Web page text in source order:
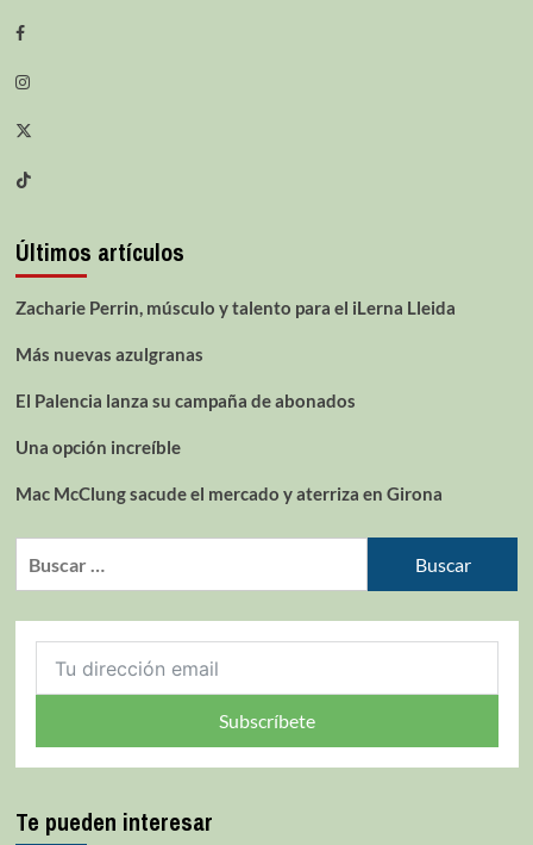
Últimos artículos
Zacharie Perrin, músculo y talento para el iLerna Lleida
Más nuevas azulgranas
El Palencia lanza su campaña de abonados
Una opción increíble
Mac McClung sacude el mercado y aterriza en Girona
Subscríbete
Te pueden interesar